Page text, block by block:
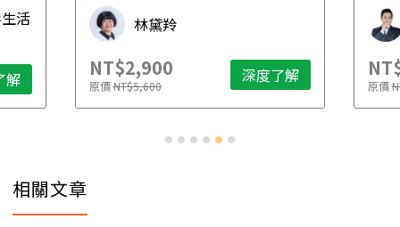
活
解
林黛羚
NT$2,900
原價NT$5,600 深度了解 原價
相關文章